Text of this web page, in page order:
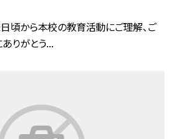
頃から本校の教育活動にご理解、ご
りがとう...